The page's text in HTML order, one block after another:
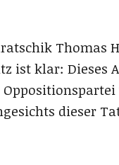
Thomas
ist klar: Dieses
dieser